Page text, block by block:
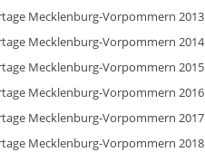
Mecklenburg-Vorpommern 2013
Mecklenburg-Vorpommern 2014
Mecklenburg-Vorpommern 2015
Mecklenburg-Vorpommern 2016
Mecklenburg-Vorpommern 2017
Mecklenburg-Vorpommern 2018